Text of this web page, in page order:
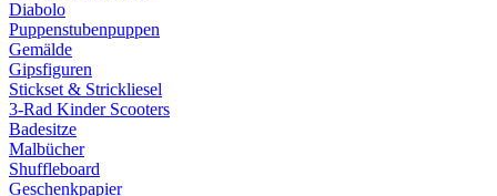
Diabolo
Puppenstubenpuppen
Gemälde
Gipsfiguren
Stickset & Strickliesel
3-Rad Kinder Scooters
Badesitze
Malbücher
Shuffleboard
Geschenkpapier